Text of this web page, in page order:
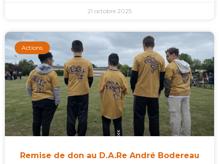
21 octobre 2025
Actions
Remise de don au D.A.Re André Bodereau